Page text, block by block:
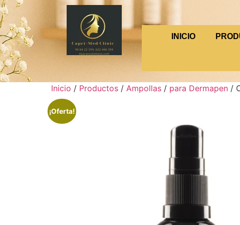
INICIO
Inicio / Productos / Ampollas / para Dermapen /
¡Oferta!